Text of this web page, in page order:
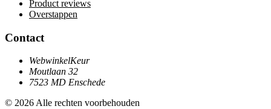
Product reviews
Overstappen
Contact
WebwinkelKeur
Moutlaan 32
7523 MD Enschede
© 2026 Alle rechten voorbehouden